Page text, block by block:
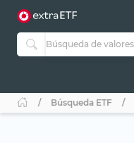
Búsqueda ETF